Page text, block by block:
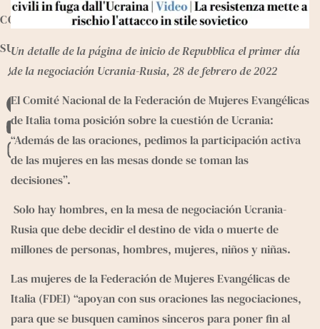
CONTACTO
SUMATE
Un detalle de la página de inicio de Repubblica el primer día
de la negociación Ucrania-Rusia, 28 de febrero de 2022
El Comité Nacional de la Federación de Mujeres Evangélicas
de Italia toma posición sobre la cuestión de Ucrania:
“Además de las oraciones, pedimos la participación activa
de las mujeres en las mesas donde se toman las
decisiones”.
Solo hay hombres, en la mesa de negociación Ucrania-
Rusia que debe decidir el destino de vida o muerte de
millones de personas, hombres, mujeres, niños y niñas.
Las mujeres de la Federación de Mujeres Evangélicas de
Italia (FDEI) “apoyan con sus oraciones las negociaciones,
para que se busquen caminos sinceros para poner fin al